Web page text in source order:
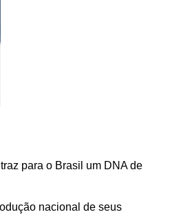
para o Brasil um DNA de
nacional de seus